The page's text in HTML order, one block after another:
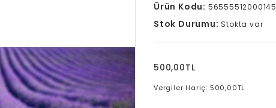
Ürün Kodu: 56555512000145
Stok Durumu: Stokta var
500,00TL
Vergiler Hariç: 500,00TL